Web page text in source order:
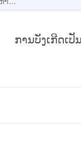
1 or more
ການບັງເກີດເປັ